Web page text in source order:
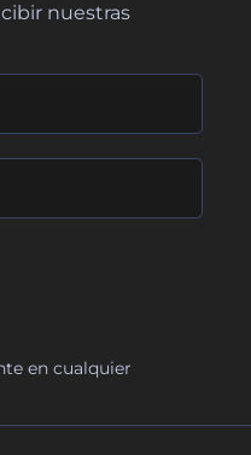
nuestras
en cualquier